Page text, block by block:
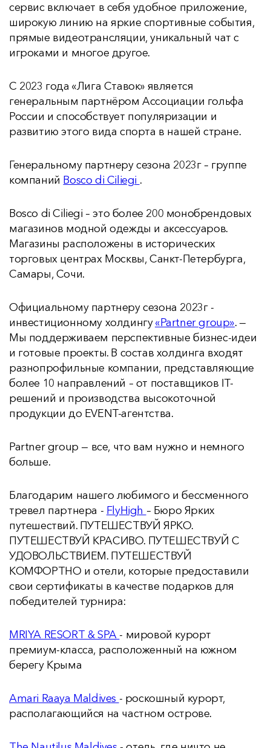
сервис включает в себя удобное приложение,
широкую линию на яркие спортивные события,
прямые видеотрансляции, уникальный чат с
игроками и многое другое.
С 2023 года «Лига Ставок» является
генеральным партнёром Ассоциации гольфа
России и способствует популяризации и
развитию этого вида спорта в нашей стране.
Генеральному партнеру сезона 2023г – группе
компаний Bosco di Ciliegi .
Bosco di Ciliegi – это более 200 монобрендовых
магазинов модной одежды и аксессуаров.
Магазины расположены в исторических
торговых центрах Москвы, Санкт-Петербурга,
Самары, Сочи.
Официальному партнеру сезона 2023г -
инвестиционному холдингу«Partner group». —
Мы поддерживаем перспективные бизнес-идеи
и готовые проекты. В состав холдинга входят
разнопрофильные компании, представляющие
более 10 направлений – от поставщиков IT-
решений и производства высокоточной
продукции до EVENT-агентства.
Partner group — все, что вам нужно и немного
больше.
Благодарим нашего любимого и бессменного
тревел партнера - FlyHigh – Бюро Ярких
путешествий. ПУТЕШЕСТВУЙ ЯРКО.
ПУТЕШЕСТВУЙ КРАСИВО. ПУТЕШЕСТВУЙ С
УДОВОЛЬСТВИЕМ. ПУТЕШЕСТВУЙ
КОМФОРТНО и отели, которые предоставили
свои сертификаты в качестве подарков для
победителей турнира:
MRIYA RESORT & SPA - мировой курорт
премиум-класса, расположенный на южном
берегу Крыма
Amari Raaya Maldives - роскошный курорт,
располагающийся на частном острове.